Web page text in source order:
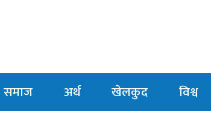
समाज अर्थ खेलकुद विश्व